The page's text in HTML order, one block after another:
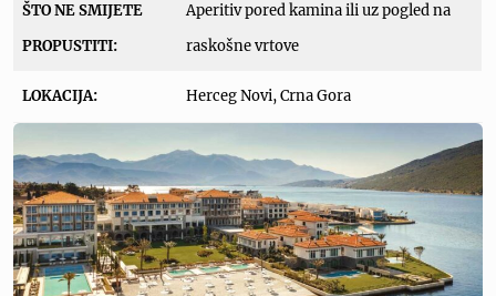
ŠTO NE SMIJETE
PROPUSTITI:
Aperitiv pored kamina ili uz pogled na
raskošne vrtove
LOKACIJA: Herceg Novi, Crna Gora